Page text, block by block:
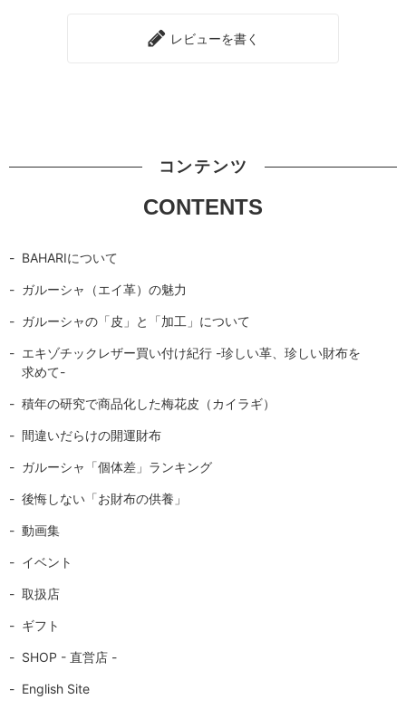
レビューを書く